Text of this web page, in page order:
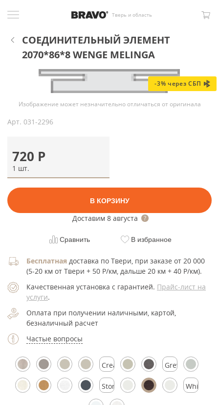
Тверь и область
СОЕДИНИТЕЛЬНЫЙ ЭЛЕМЕНТ
2070*86*8 WENGE MELINGA
-3% через СБП
Изображение может незначительно отличаться от оригинала
Арт. 031-2296
720 Р
1 шт.
В КОРЗИНУ
Доставим 8 августа
Сравнить В избранное
Бесплатная доставка по Твери, при заказе от 20 000
(5-20 км от Твери + 50 Р/км, дальше 20 км + 40 Р/км).
Качественная установка с гарантией. Прайс-лист на
услуги.
Оплата при получении наличными, картой,
безналичный расчет
Частые вопросы
Cream
Silk
Grey
Silk
Stormy
Silk
White